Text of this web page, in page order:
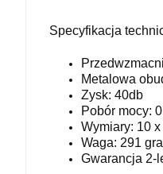
Specyfikacja
Metalowa
Zysk: 40db
Pobór mocy:
Wymiary: 10 x
Waga: 291
Gwarancja 2-